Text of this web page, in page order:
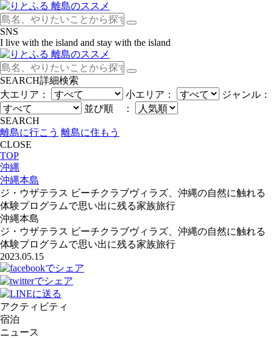
SNS
I live with the island and stay with the island
SEARCH詳細検索
大エリア：
小エリア：
ジャンル：
並び順 ：
SEARCH
離島に行こう 離島に住もう
CLOSE
TOP
沖縄
沖縄本島
ジ・ウザテラス ビーチクラブヴィラズ、沖縄の自然に触れる
体験プログラムで思い出に残る家族旅行
沖縄本島
ジ・ウザテラス ビーチクラブヴィラズ、沖縄の自然に触れる
体験プログラムで思い出に残る家族旅行
2023.05.15
アクティビティ
宿泊
ニュース